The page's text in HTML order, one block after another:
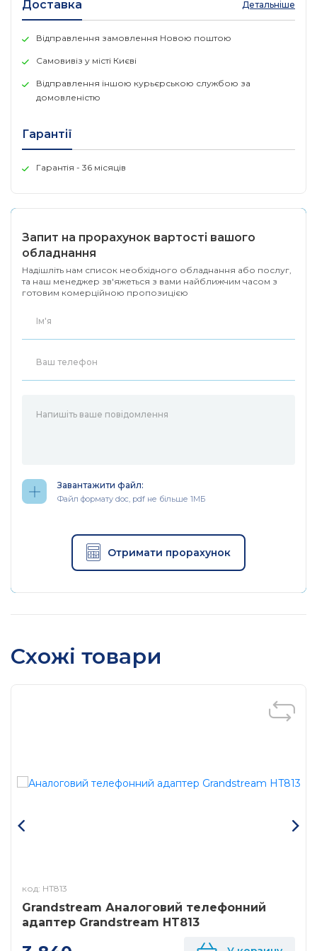
допомогою протоколу Т. 38
Доставка Детальніше
Відправлення замовлення Новою поштою
Самовивіз у місті Києві
Відправлення іншою курьєрською службою за
домовленістю
Гарантії
Гарантія - 36 місяців
Запит на прорахунок вартості вашого
обладнання
Надішліть нам список необхідного обладнання або послуг,
та наш менеджер зв'яжеться з вами найближчим часом з
готовим комерційною пропозицією
Файл формату doc, pdf не більше 1МБ
Завантажити файл:
Отримати прорахунок
Схожі товари
код: HT813
Grandstream Аналоговий телефонний
адаптер Grandstream HT813